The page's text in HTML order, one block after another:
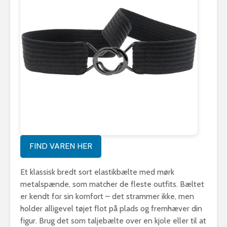
FIND VAREN HER
Et klassisk bredt sort elastikbælte med mørk
metalspænde, som matcher de fleste outfits. Bæltet
er kendt for sin komfort – det strammer ikke, men
holder alligevel tøjet flot på plads og fremhæver din
figur. Brug det som taljebælte over en kjole eller til at